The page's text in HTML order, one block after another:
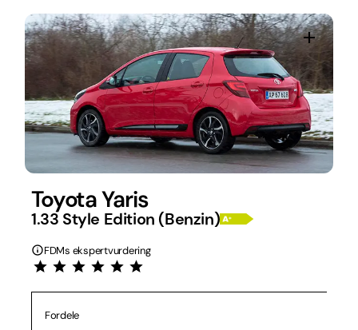
Toyota Yaris
1.33 Style Edition (Benzin)
FDMs ekspertvurdering
Fordele